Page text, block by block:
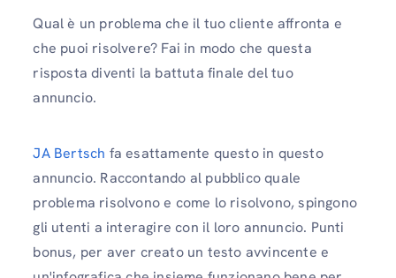
Qual è un problema che il tuo cliente affronta e
che puoi risolvere? Fai in modo che questa
risposta diventi la battuta finale del tuo
annuncio.
JA Bertsch fa esattamente questo in questo
annuncio. Raccontando al pubblico quale
problema risolvono e come lo risolvono, spingono
gli utenti a interagire con il loro annuncio. Punti
bonus, per aver creato un testo avvincente e